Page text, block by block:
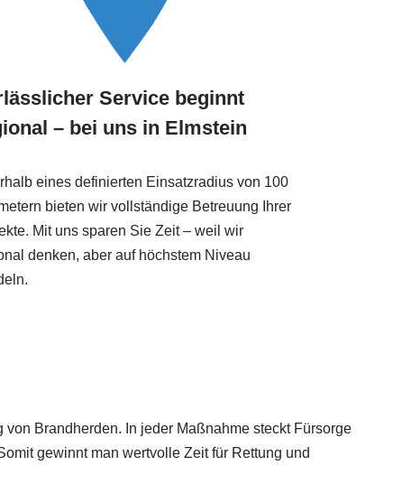
Service beginnt
– bei uns in Elmstein
eines definierten Einsatzradius von 100
bieten wir vollständige Betreuung Ihrer
Mit uns sparen Sie Zeit – weil wir
denken, aber auf höchstem Niveau
Brandherden. In jeder Maßnahme steckt Fürsorge
gewinnt man wertvolle Zeit für Rettung und